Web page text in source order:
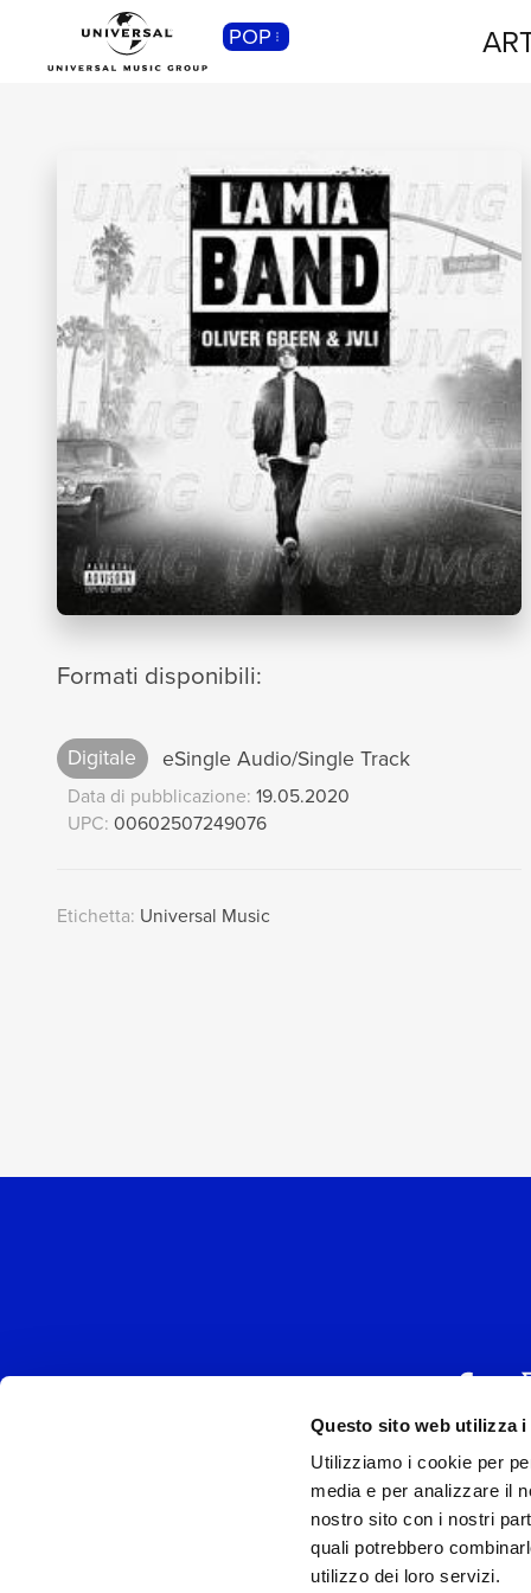
Questo sito web utilizza i
Utilizziamo i cookie per
media e per analizzare il
nostro sito con i nostri
quali potrebbero
utilizzo dei loro servizi.
POP
Formati disponibili:
Digitale eSingle Audio/Single Track
Data di pubblicazione: 19.05.2020
UPC: 00602507249076
Etichetta: Universal Music
UNIVERSAL
P.IVA
Universal Music Italia, nel rispetto delle
CLASSICA